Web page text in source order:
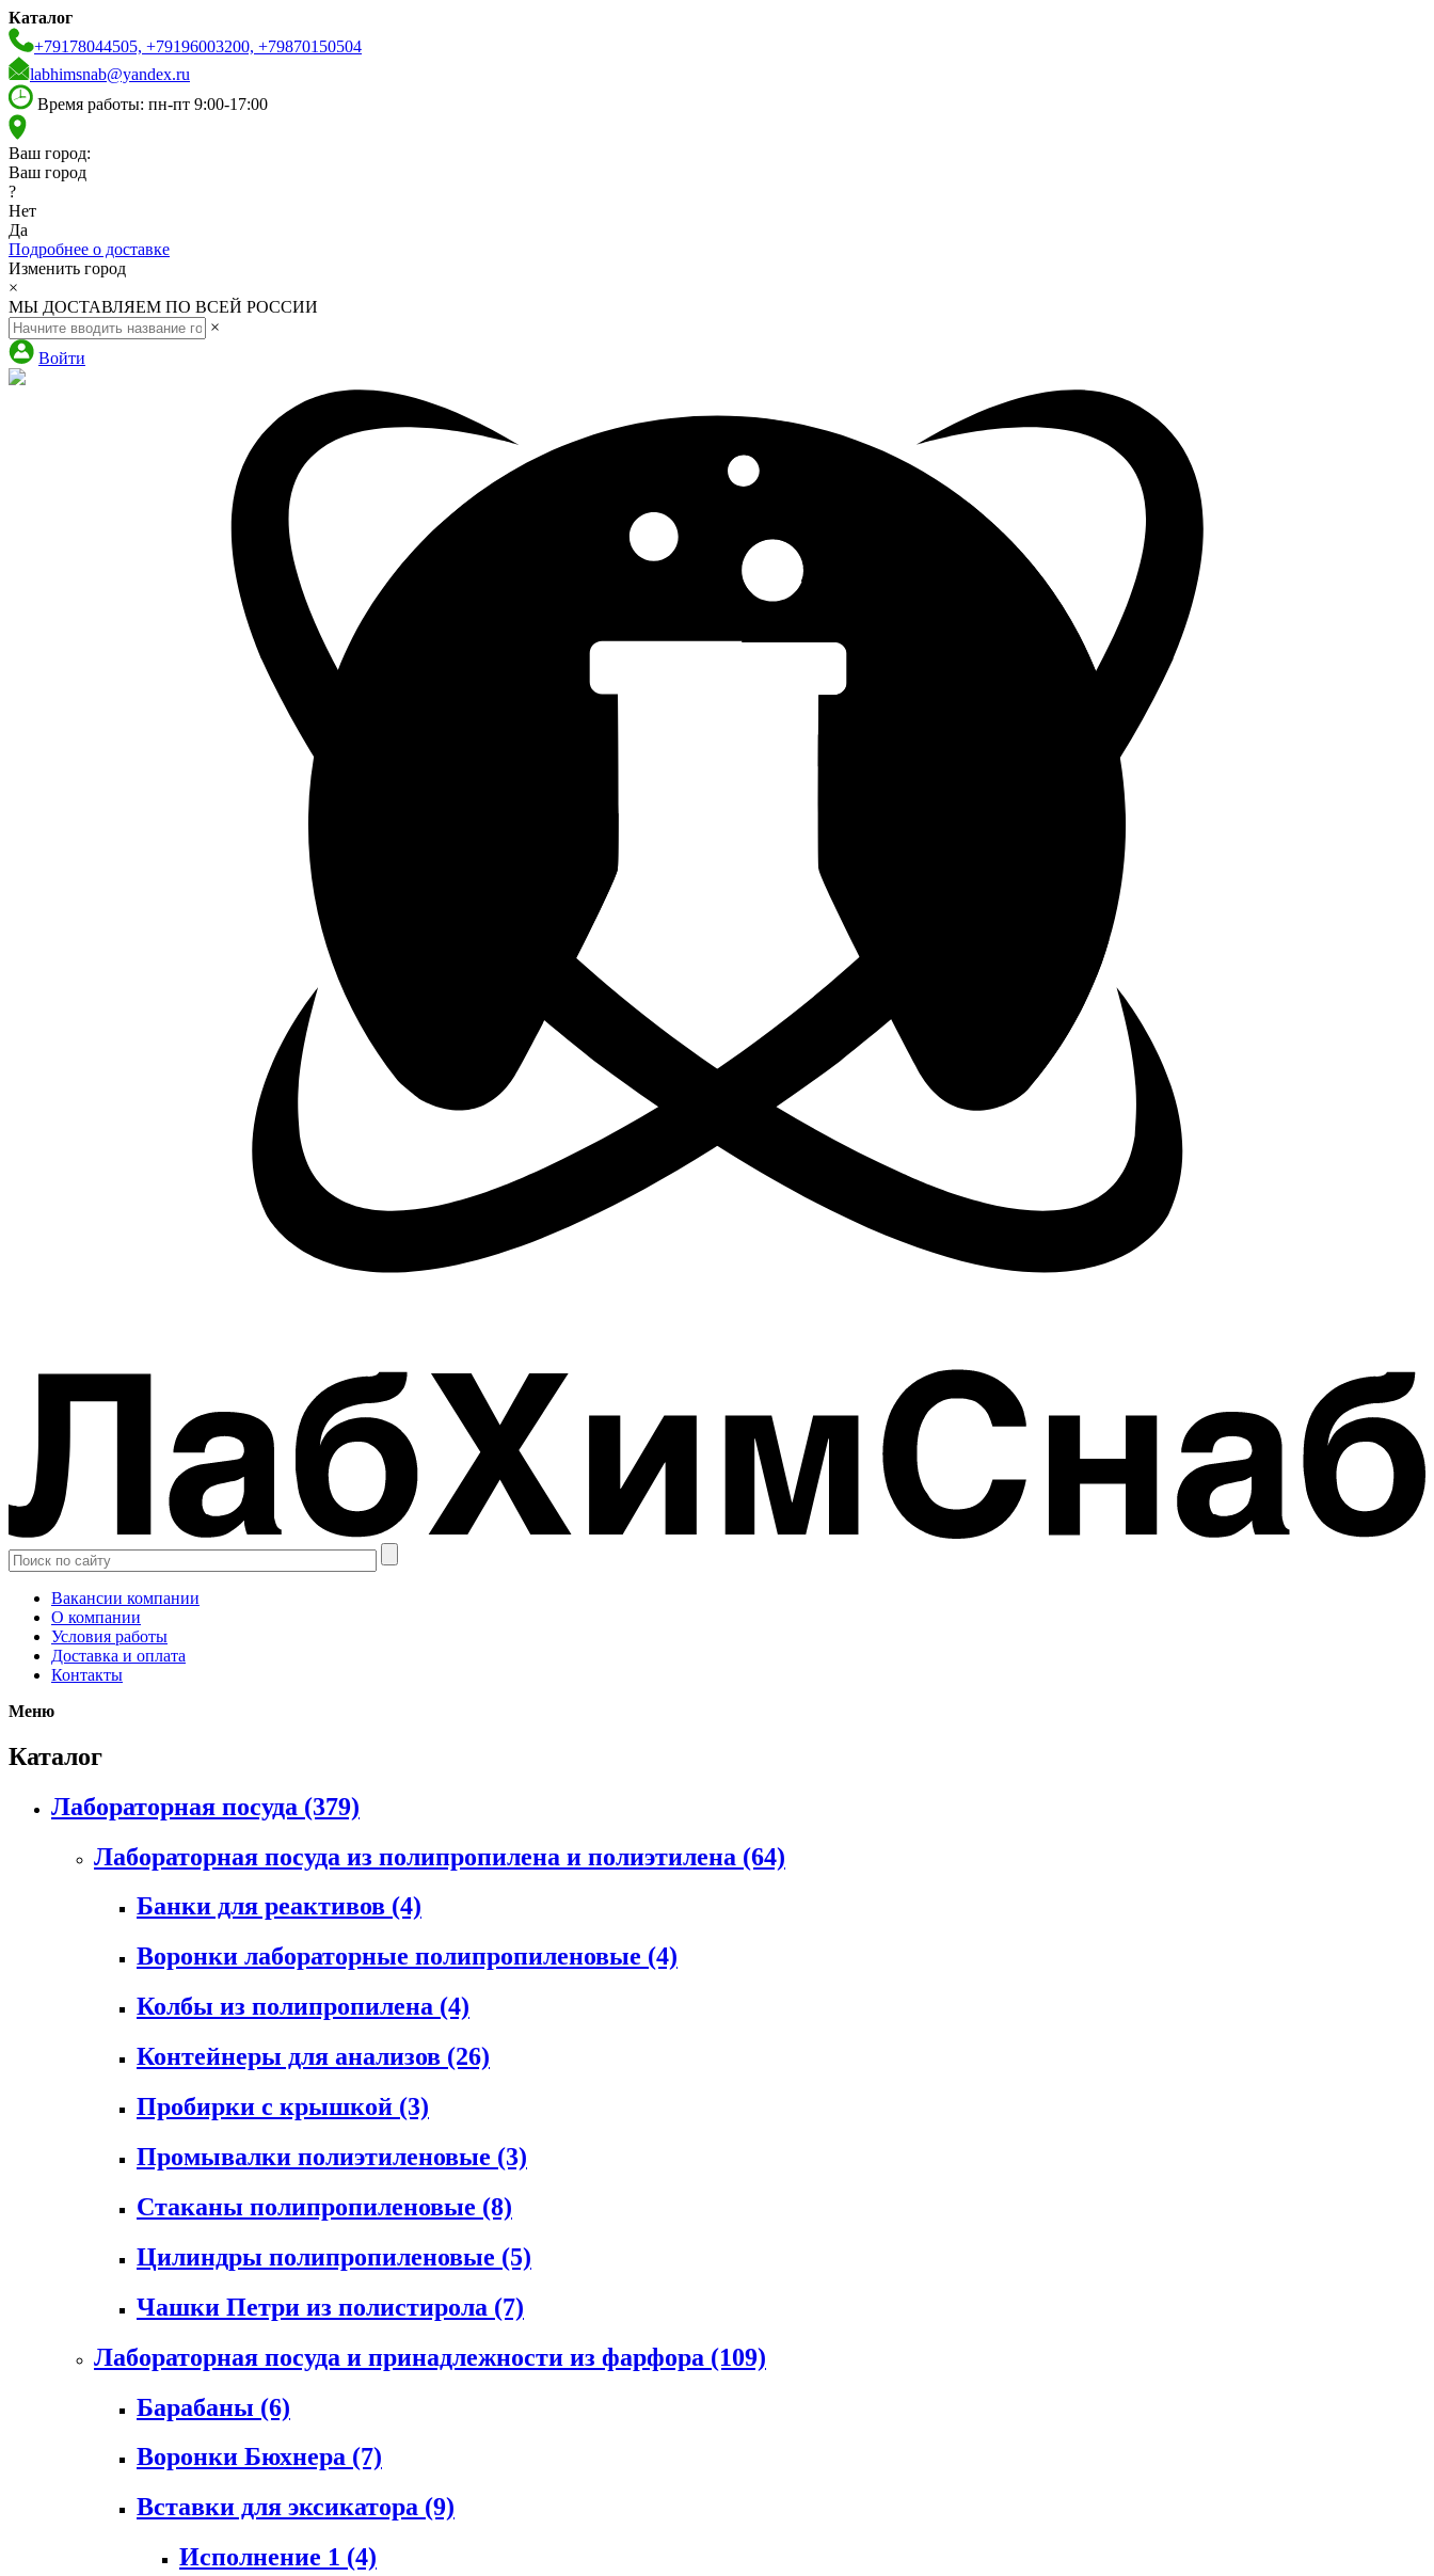
Каталог
+79178044505, +79196003200, +79870150504
labhimsnab@yandex.ru
Время работы: пн-пт 9:00-17:00
Ваш город:
Ваш город
?
Нет
Да
Подробнее о доставке
Изменить город
×
МЫ ДОСТАВЛЯЕМ ПО ВСЕЙ РОССИИ
×
Войти
Вакансии компании
О компании
Условия работы
Доставка и оплата
Контакты
Меню
Каталог
Лабораторная посуда (379)
Лабораторная посуда из полипропилена и полиэтилена (64)
Банки для реактивов (4)
Воронки лабораторные полипропиленовые (4)
Колбы из полипропилена (4)
Контейнеры для анализов (26)
Пробирки с крышкой (3)
Промывалки полиэтиленовые (3)
Стаканы полипропиленовые (8)
Цилиндры полипропиленовые (5)
Чашки Петри из полистирола (7)
Лабораторная посуда и принадлежности из фарфора (109)
Барабаны (6)
Воронки Бюхнера (7)
Вставки для эксикатора (9)
Исполнение 1 (4)